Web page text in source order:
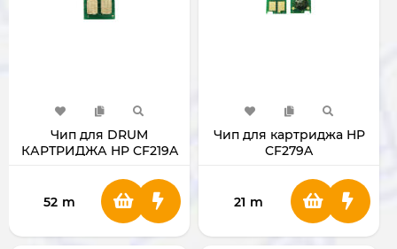
Чип для DRUM
КАРТРИДЖА HP CF219A
52 m
Чип для картриджа HP
CF279A
21 m